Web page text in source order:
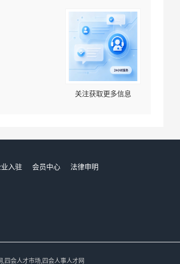
关注获取更多信息
入驻 会员中心
法律申明
,四会人才市场,四会人事人才网